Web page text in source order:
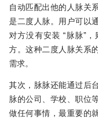
自动匹配出他的人脉关
是二度人脉。用户可以
对方没有安装 “脉脉”
方。这种二度人脉关系
需求。
其次，脉脉还能通过后
脉的公司、学校、职位
做任何事情，最重要的